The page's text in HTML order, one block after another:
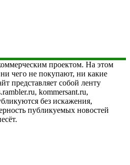
проектом. На этом
чего не покупают, ни какие
представляет собой ленту
kommersant.ru,
без искажения,
публикуемых новостей